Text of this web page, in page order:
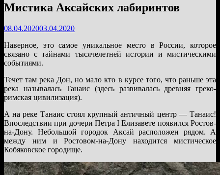
Мистика Аксайских лабиринтов
08.04.202003.04.2020
Наверное, это самое уникальное место в России, которое
связано с тайнами тысячелетней истории и мистическими
событиями.
Течет там река Дон, но мало кто в курсе того, что раньше эта
река называлась Танаис (здесь развивалась древняя греко-
римская цивилизация).
А на реке Танаис стоял крупный античный центр — Танаис!
Впоследствии при дочери Петра I Елизавете появился Ростов-
на-Дону. Небольшой городок Аксай расположен рядом. А
между ним и Ростовом-на-Дону находится мистическое
Кобяковское городище.